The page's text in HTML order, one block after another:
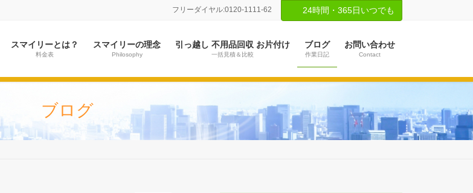
フリーダイヤル:0120-1111-62 24時間・365日いつでも
スマイリーとは？
料金表
スマイリーの理念
Philosophy
引っ越し 不用品回収 お片付け
一括見積＆比較
ブログ
作業日記
お問い合わせ
Contact
ブログ